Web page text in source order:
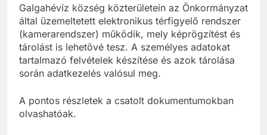
Galgahévíz község közterületein az Önkormányzat
által üzemeltetett elektronikus térfigyelő rendszer
(kamerarendszer) működik, mely képrögzítést és
tárolást is lehetővé tesz. A személyes adatokat
tartalmazó felvételek készítése és azok tárolása
során adatkezelés valósul meg.
A pontos részletek a csatolt dokumentumokban
olvashatóak.